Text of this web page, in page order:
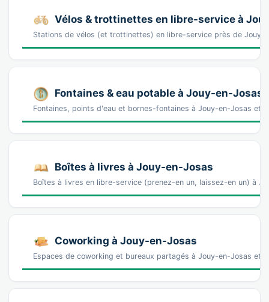
Vélos & trottinettes en libre-service à
Stations de vélos (et trottinettes) en libre-service près de
Fontaines & eau potable à Jouy-en-Josas
Fontaines, points d'eau et bornes-fontaines à Jouy-en-Josas et
Boîtes à livres à Jouy-en-Josas
Boîtes à livres en libre-service (prenez-en un, laissez-en un) à
Coworking à Jouy-en-Josas
Espaces de coworking et bureaux partagés à Jouy-en-Josas et